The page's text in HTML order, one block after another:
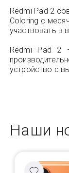
Redmi Pad 2
Coloring с
участвовать в
Redmi Pad 2
устройство с
Наши